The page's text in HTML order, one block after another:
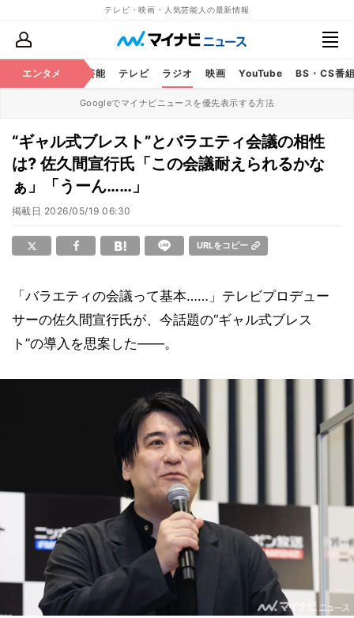
テレビ・映画・人気芸能人の最新情報
エンタメ 芸能 テレビ ラジオ 映画 YouTube BS・CS番
Googleでマイナビニュースを優先表示する方法
“ギャル式ブレスト”とバラエティ会議の相性
は? 佐久間宣行氏「この会議耐えられるかな
ぁ」「うーん……」
掲載日 2026/05/19 06:30
URLをコピー
「バラエティの会議って基本……」テレビプロデュー
サーの佐久間宣行氏が、今話題の“ギャル式ブレス
ト”の導入を思案した――。